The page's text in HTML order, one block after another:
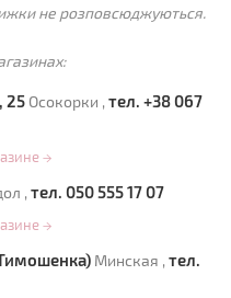
не розповсюджуються.
25 Осокорки , тел. +38 067
→
, тел. 050 555 17 07
→
Минская , тел.